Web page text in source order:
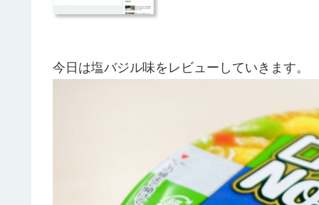
今日は塩バジル味をレビューしていきます。